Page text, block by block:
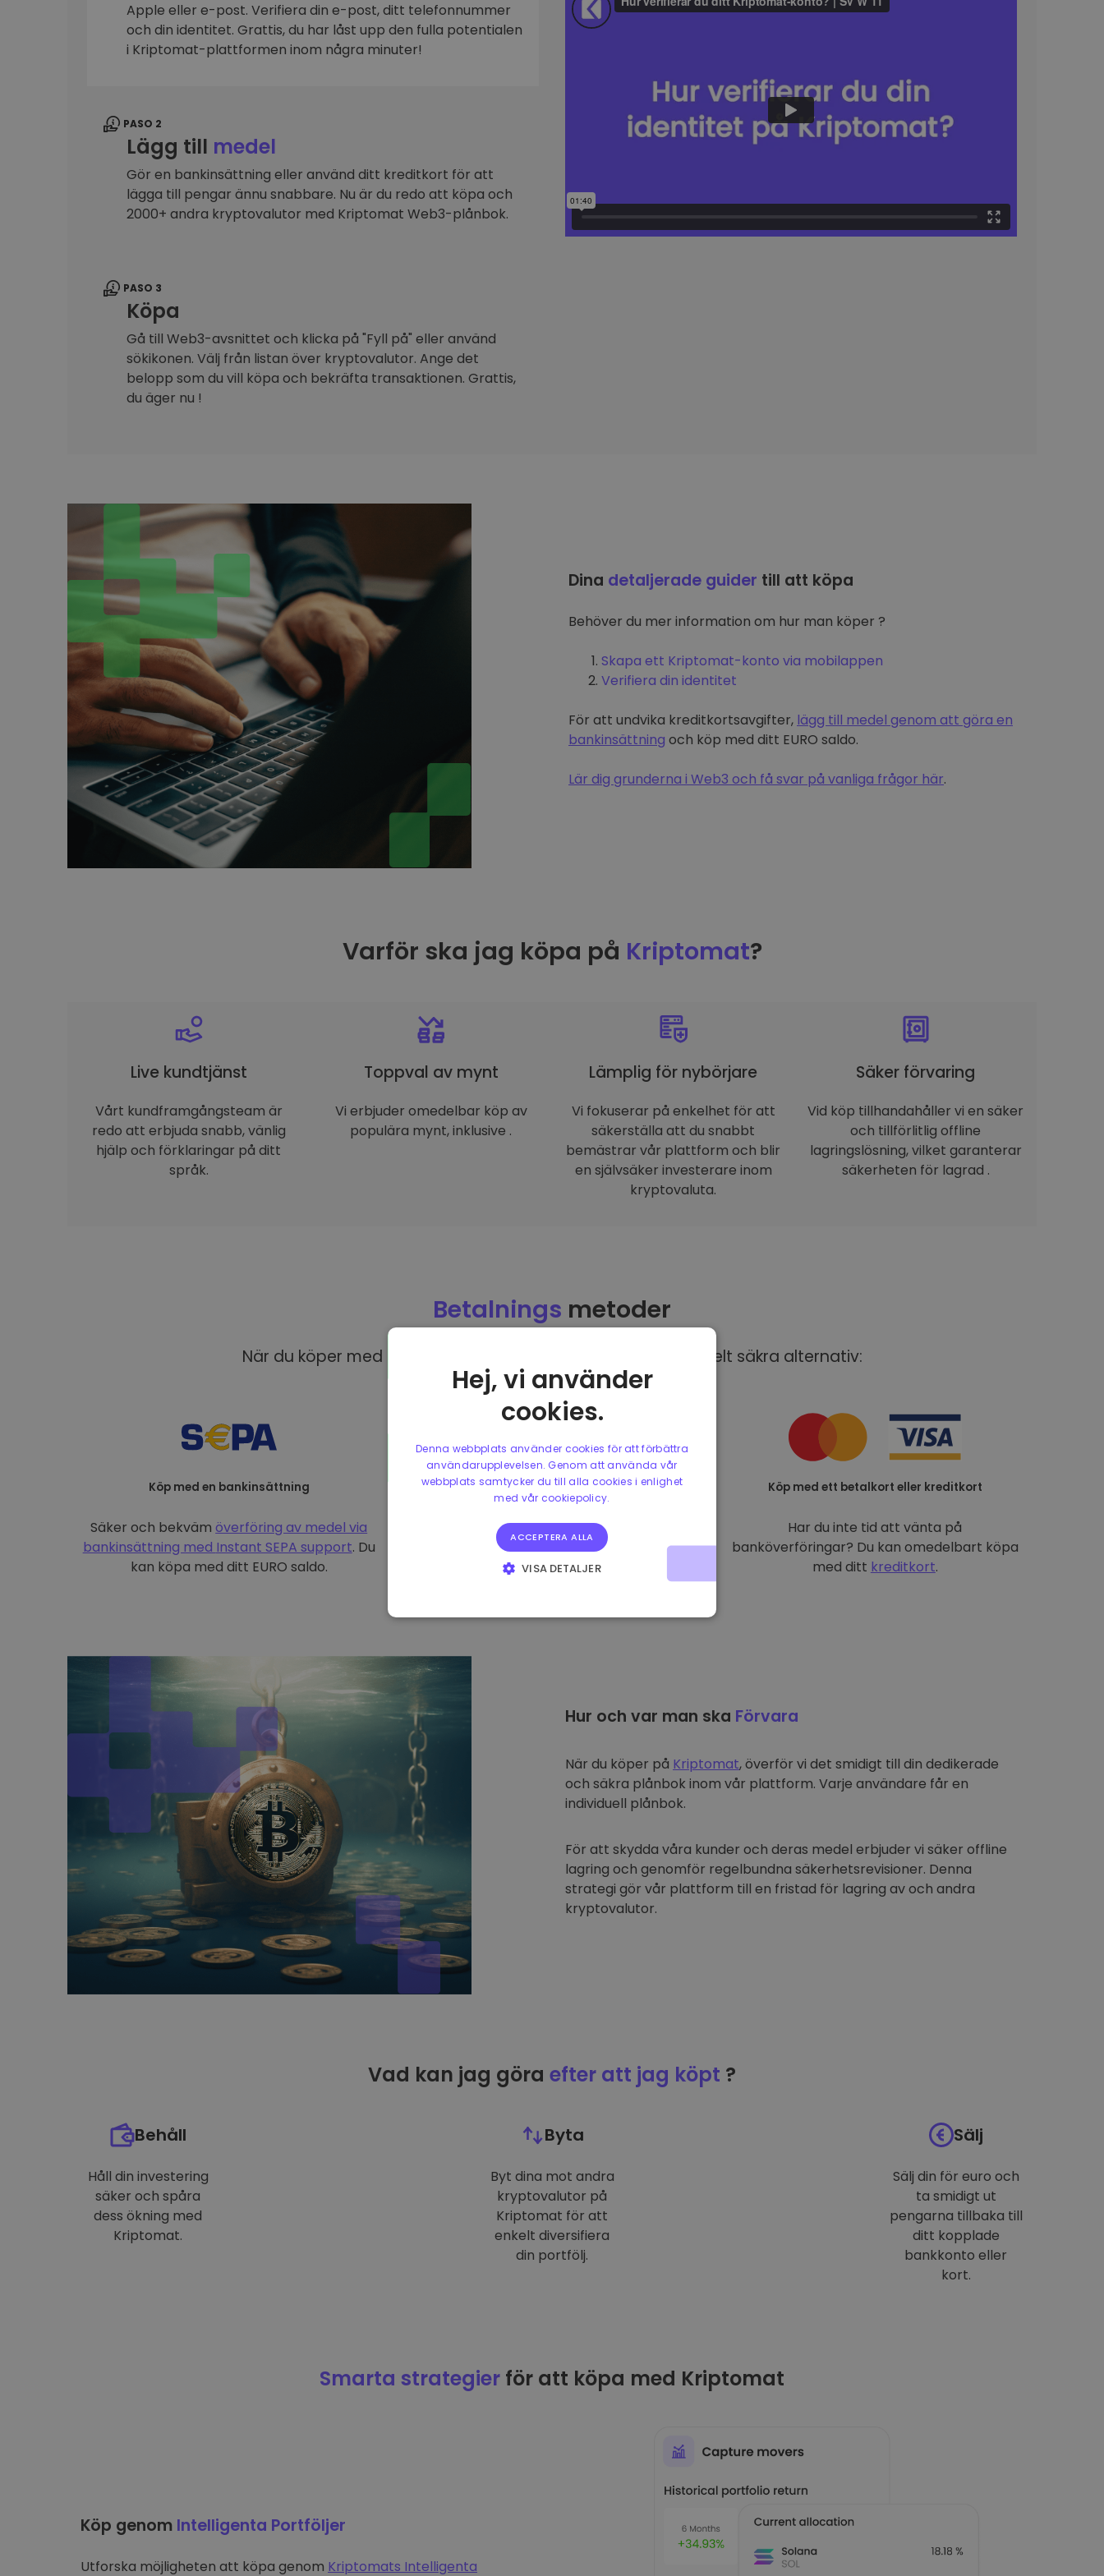
Investeringsutforskaren
Hitta din kryptostrategi
Apple eller e-post. Verifiera din e-post, ditt telefonnummer
och din identitet. Grattis, du har låst upp den fulla potentialen
i Kriptomat-plattformen inom några minuter!
PASO 2
Lägg till medel
Gör en bankinsättning eller använd ditt kreditkort för att
lägga till pengar ännu snabbare. Nu är du redo att köpa och
2000+ andra kryptovalutor med Kriptomat Web3-plånbok.
PASO 3
Köpa
Gå till Web3-avsnittet och klicka på "Fyll på" eller använd
sökikonen. Välj från listan över kryptovalutor. Ange det
belopp som du vill köpa och bekräfta transaktionen. Grattis,
du äger nu !
Dina detaljerade guider till att köpa
Behöver du mer information om hur man köper ?
Skapa ett Kriptomat-konto via mobilappen
Verifiera din identitet
För att undvika kreditkortsavgifter, lägg till medel genom att göra en
bankinsättning och köp med ditt EURO saldo.
Lär dig grunderna i Web3 och få svar på vanliga frågor här.
Varför ska jag köpa på Kriptomat?
Live kundtjänst
Vårt kundframgångsteam är
redo att erbjuda snabb, vänlig
hjälp och förklaringar på ditt
språk.
Toppval av mynt
Vi erbjuder omedelbar köp av
populära mynt, inklusive .
Lämplig för nybörjare
Vi fokuserar på enkelhet för att
säkerställa att du snabbt
bemästrar vår plattform och blir
en självsäker investerare inom
kryptovaluta.
Säker förvaring
Vid köp tillhandahåller vi en säker
och tillförlitlig offline
lagringslösning, vilket garanterar
säkerheten för lagrad .
Betalnings metoder
När du köper med EUR på Kriptomat har du tillgång till olika helt säkra alternativ:
Köp med en bankinsättning
Säker och bekvämöverföring av medel via
bankinsättning med Instant SEPA support. Du
kan köpa med ditt EURO saldo.
Köp med ett betalkort eller kreditkort
Har du inte tid att vänta på
banköverföringar? Du kan omedelbart köpa
med ditt kreditkort.
Hur och var man ska Förvara
När du köper på Kriptomat, överför vi det smidigt till din dedikerade
och säkra plånbok inom vår plattform. Varje användare får en
individuell plånbok.
För att skydda våra kunder och deras medel erbjuder vi säker offline
lagring och genomför regelbundna säkerhetsrevisioner. Denna
strategi gör vår plattform till en fristad för lagring av och andra
kryptovalutor.
Vad kan jag göra efter att jag köpt ?
Behåll
Håll din investering
säker och spåra
dess ökning med
Kriptomat.
Byta
Byt dina mot andra
kryptovalutor på
Kriptomat för att
enkelt diversifiera
din portfölj.
Sälj
Sälj din för euro och
ta smidigt ut
pengarna tillbaka till
ditt kopplade
bankkonto eller
kort.
Smarta strategier för att köpa med Kriptomat
Köp genom Intelligenta Portföljer
Utforska möjligheten att köpa genom Kriptomats Intelligenta
Hej, vi använder
cookies.
Denna webbplats använder cookies för att förbättra
användarupplevelsen. Genom att använda vår
webbplats samtycker du till alla cookies i enlighet
med vår cookiepolicy.
ACCEPTERA ALLA
VISA DETALJER